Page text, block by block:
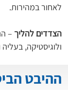
הצדדים להליך –
ולוגיסטיקה,
ההיבט